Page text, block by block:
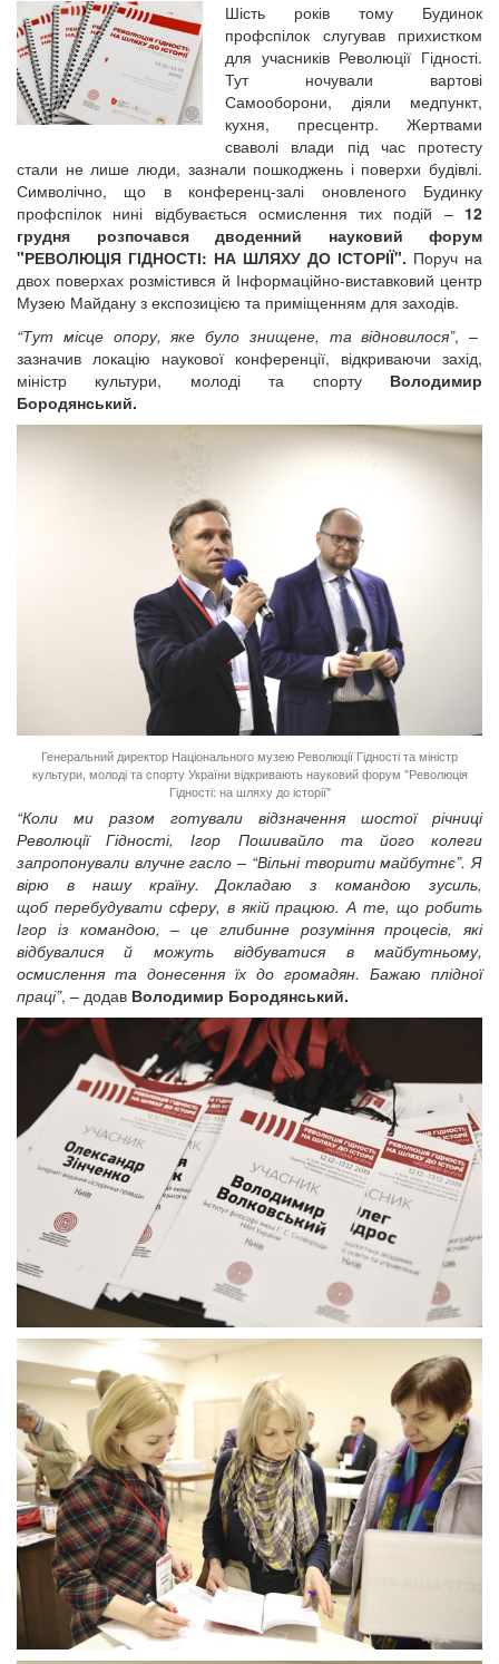
Шість років тому Будинок
профспілок слугував прихистком
для учасників Революції Гідності.
Тут ночували вартові
Самооборони, діяли медпункт,
кухня, пресцентр. Жертвами
сваволі влади під час протесту
стали не лише люди, зазнали пошкоджень і поверхи будівлі.
Символічно, що в конференц-залі оновленого Будинку
профспілок нині відбувається осмислення тих подій – 12
грудня розпочався дводенний науковий форум
"РЕВОЛЮЦІЯ ГІДНОСТІ: НА ШЛЯХУ ДО ІСТОРІЇ". Поруч на
двох поверхах розмістився й Інформаційно-виставковий центр
Музею Майдану з експозицією та приміщенням для заходів.
“Тут місце опору, яке було знищене, та відновилося”, –
зазначив локацію наукової конференції, відкриваючи захід,
міністр культури, молоді та спорту Володимир
Бородянський.
Генеральний директор Національного музею Революції Гідності та міністр
культури, молоді та спорту України відкривають науковий форум "Революція
Гідності: на шляху до історії"
“Коли ми разом готували відзначення шостої річниці
Революції Гідності, Ігор Пошивайло та його колеги
запропонували влучне гасло – “Вільні творити майбутнє”. Я
вірю в нашу країну. Докладаю з командою зусиль,
щоб перебудувати сферу, в якій працюю. А те, що робить
Ігор із командою, – це глибинне розуміння процесів, які
відбувалися й можуть відбуватися в майбутньому,
осмислення та донесення їх до громадян. Бажаю плідної
праці”, – додав Володимир Бородянський.